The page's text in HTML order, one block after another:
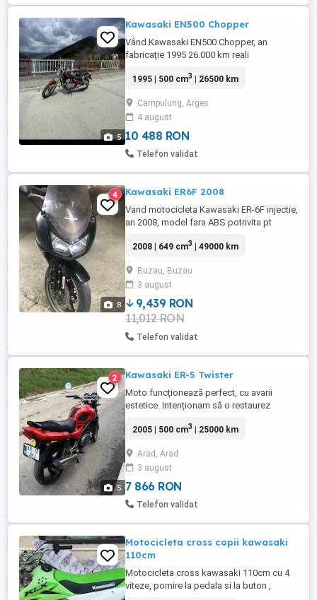
5
Kawasaki EN500 Chopper
Vând Kawasaki EN500 Chopper, an
fabricație 1995 26.000 km reali
și funcționează impecabil. Întreținută la
filtru de ulei schimbate recent Cablu de
ambreiaj nou Bujii noi Baterie înlocuită
acum un an Motor fiabil, potrivit ...
1995 | 500 cm3 | 26500 km
Campulung, Arges
4 august
10 488 RON
Telefon validat
8
4 Kawasaki ER6F 2008
Vand motocicleta Kawasaki ER-6F injectie,
an 2008, model fara ABS potrivita pt
injectie, 649cmc, 53kW 72CP *poate fi
A2 Inmatriculata, ITP+RCA valabile, se
vinde cu fiscal
2008 | 649 cm3 | 49000 km
Buzau, Buzau
3 august
9,439 RON
11,012 RON
Telefon validat
5
2 Kawasaki ER-5 Twister
Moto funcționează perfect, cu avarii
estetice. Intenționam să o restaurez
de ea. - ITP refăcut recent, valabil până în
Motor în stare tehnică foarte bună Revizie
recentă: - Schimb ulei + filtru + filtru aer
EXTRA inclus în ...
2005 | 500 cm3 | 25000 km
Arad, Arad
3 august
7 866 RON
Telefon validat
Motocicleta cross copii kawasaki
110cm
Motocicleta cross kawasaki 110cm cu 4
viteze, pornire la pedala si la buton ,